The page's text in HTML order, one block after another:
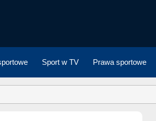
Sport w TV Prawa sportowe